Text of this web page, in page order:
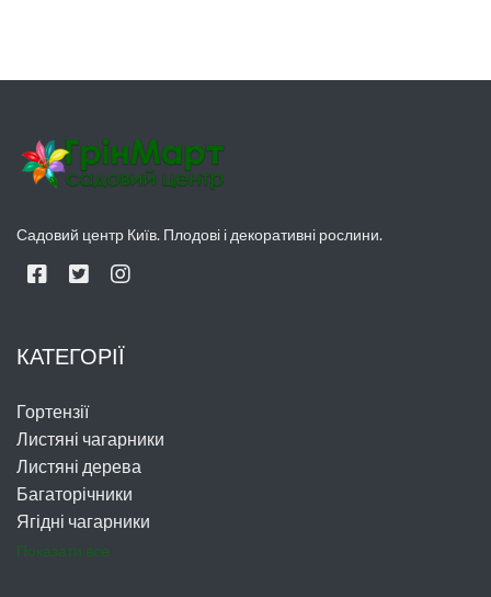
Садовий центр Київ. Плодові і декоративні рослини.
КАТЕГОРІЇ
Гортензії
Листяні чагарники
Листяні дерева
Багаторічники
Ягідні чагарники
Показати все